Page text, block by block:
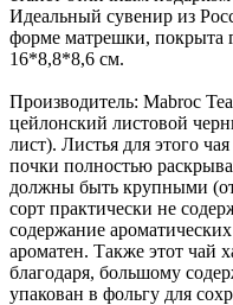
Идеальный сувенир из
форме матрешки, покрыта
16*8,8*8,6 см.
Производитель: Mabroc
цейлонский листовой
лист). Листья для этого
почки полностью
должны быть крупными
сорт практически не
содержание
ароматен. Также этот чай
благодаря, большому
упакован в фольгу для